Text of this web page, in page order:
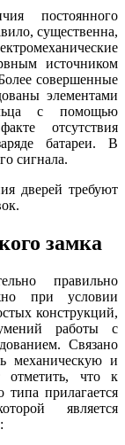
постоянного
существенна,
источником
совершенные
элементами
с помощью
отсутствия
батареи. В
сигнала.
дверей требуют
замка
правильно
при условии
конструкций,
работы с
Связано
механическую и
отметить, что к
типа прилагается
является